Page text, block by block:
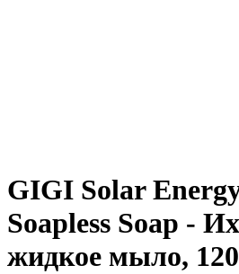
GIGI Solar
Soapless Soap -
жидкое мыло,